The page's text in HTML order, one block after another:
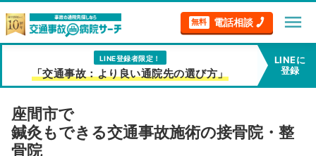
無料 電話相談 menu
LINE登録者限定！
「交通事故：より良い通院先の選び方」
LINEに
登録
座間市で
鍼灸もできる交通事故施術の接骨院・整
骨院